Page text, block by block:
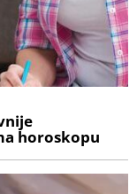
horoskopu